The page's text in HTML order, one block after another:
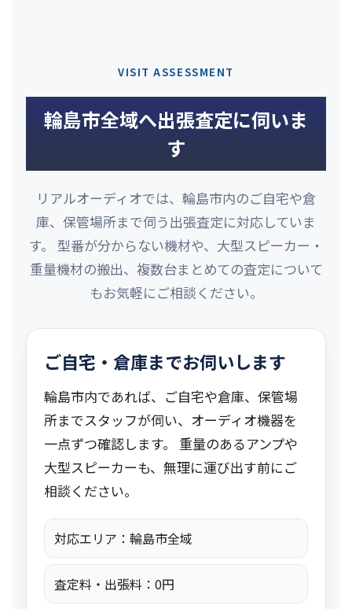
VISIT ASSESSMENT
輪島市全域へ出張査定に伺いま
す
リアルオーディオでは、輪島市内のご自宅や倉
庫、保管場所まで伺う出張査定に対応していま
す。 型番が分からない機材や、大型スピーカー・
重量機材の搬出、複数台まとめての査定について
もお気軽にご相談ください。
ご自宅・倉庫までお伺いします
輪島市内であれば、ご自宅や倉庫、保管場
所までスタッフが伺い、オーディオ機器を
一点ずつ確認します。 重量のあるアンプや
大型スピーカーも、無理に運び出す前にご
相談ください。
対応エリア：輪島市全域
査定料・出張料：0円